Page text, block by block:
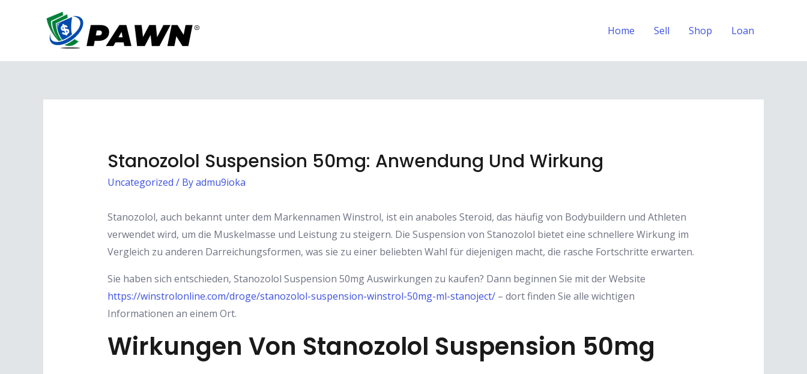
Home Sell Shop Loan
Stanozolol Suspension 50mg: Anwendung Und Wirkung
Uncategorized / Byadmu9ioka
Stanozolol, auch bekannt unter dem Markennamen Winstrol, ist ein anaboles Steroid, das häufig von Bodybuildern und Athleten
verwendet wird, um die Muskelmasse und Leistung zu steigern. Die Suspension von Stanozolol bietet eine schnellere Wirkung im
Vergleich zu anderen Darreichungsformen, was sie zu einer beliebten Wahl für diejenigen macht, die rasche Fortschritte erwarten.
Sie haben sich entschieden, Stanozolol Suspension 50mg Auswirkungen zu kaufen? Dann beginnen Sie mit der Website
https://winstrolonline.com/droge/stanozolol-suspension-winstrol-50mg-ml-stanoject/– dort finden Sie alle wichtigen
Informationen an einem Ort.
Wirkungen Von Stanozolol Suspension 50mg